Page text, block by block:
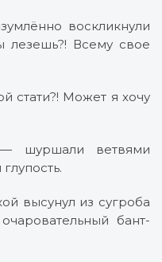
воскликнули
лезешь?! Всему свое
стати?! Может я хочу
шуршали ветвями
высунул из сугроба
бант-